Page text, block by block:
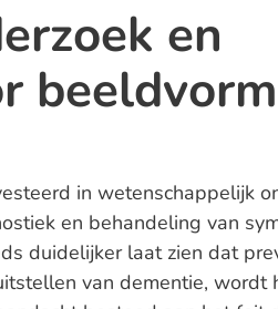
en
in wetenschappelijk
en behandeling van
duidelijker laat zien dat
van dementie, wordt